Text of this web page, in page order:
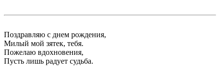
Поздравляю с днем рождения,
Милый мой зятек, тебя.
Пожелаю вдохновения,
Пусть лишь радует судьба.